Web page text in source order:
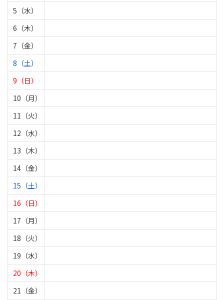
5（水）
6（木）
7（金）
8（土）
9（日）
10（月）
11（火）
12（水）
13（木）
14（金）
15（土）
16（日）
17（月）
18（火）
19（水）
20（木）
21（金）